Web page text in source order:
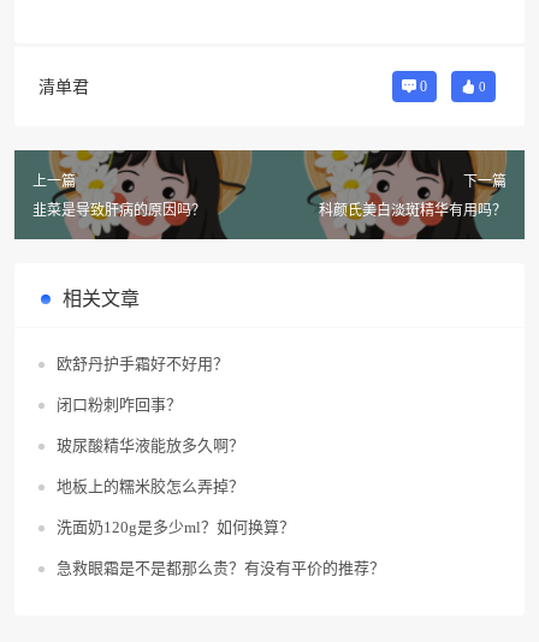
清单君 0 0
上一篇
韭菜是导致肝病的原因吗？
下一篇
科颜氏美白淡斑精华有用吗？
相关文章
欧舒丹护手霜好不好用？
闭口粉刺咋回事？
玻尿酸精华液能放多久啊？
地板上的糯米胶怎么弄掉？
洗面奶120g是多少ml？如何换算？
急救眼霜是不是都那么贵？有没有平价的推荐？